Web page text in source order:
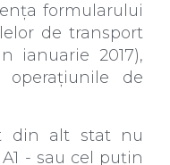
formularului
de transport
ianuarie 2017),
de
din alt stat nu
- sau cel puțin